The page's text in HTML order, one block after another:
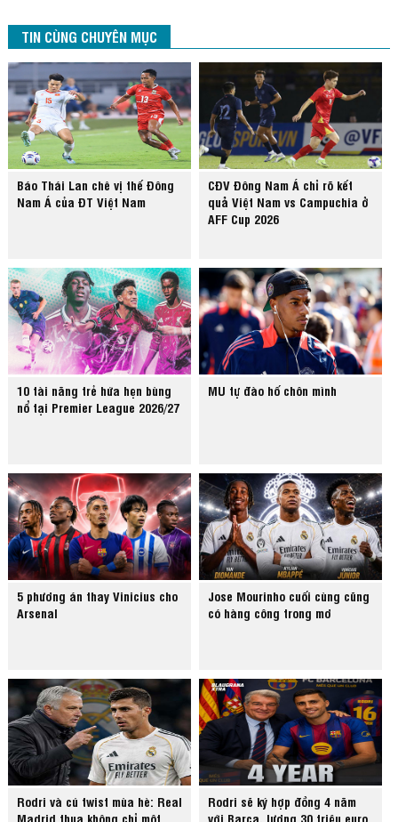
TIN CÙNG CHUYÊN MỤC
Báo Thái Lan chê vị thế Đông
Nam Á của ĐT Việt Nam
CĐV Đông Nam Á chỉ rõ kết
quả Việt Nam vs Campuchia ở
AFF Cup 2026
10 tài năng trẻ hứa hẹn bùng
nổ tại Premier League 2026/27
MU tự đào hố chôn mình
5 phương án thay Vinicius cho
Arsenal
Jose Mourinho cuối cùng cũng
có hàng công trong mơ
Rodri và cú twist mùa hè: Real
Madrid thua không chỉ một
Rodri sẽ ký hợp đồng 4 năm
với Barca, lương 30 triệu euro